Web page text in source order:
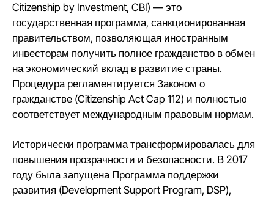
Citizenship by Investment, CBI) — это
государственная программа, санкционированная
правительством, позволяющая иностранным
инвесторам получить полное гражданство в обмен
на экономический вклад в развитие страны.
Процедура регламентируется Законом о
гражданстве (Citizenship Act Cap 112) и полностью
соответствует международным правовым нормам.
Исторически программа трансформировалась для
повышения прозрачности и безопасности. В 2017
году была запущена Программа поддержки
развития (Development Support Program, DSP),